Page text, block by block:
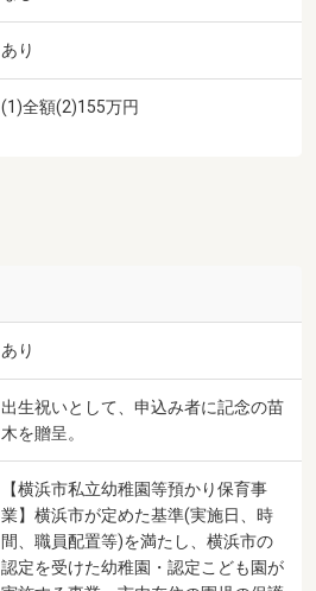
あり
(1)全額(2)155万円
あり
出生祝いとして、申込み者に記念の苗
木を贈呈。
【横浜市私立幼稚園等預かり保育事
業】横浜市が定めた基準(実施日、時
間、職員配置等)を満たし、横浜市の
認定を受けた幼稚園・認定こども園が